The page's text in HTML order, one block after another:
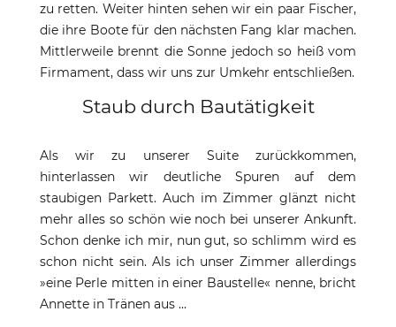
zu retten. Weiter hinten sehen wir ein paar Fischer,
die ihre Boote für den nächsten Fang klar machen.
Mittlerweile brennt die Sonne jedoch so heiß vom
Firmament, dass wir uns zur Umkehr entschließen.
Staub durch Bautätigkeit
Als wir zu unserer Suite zurückkommen,
hinterlassen wir deutliche Spuren auf dem
staubigen Parkett. Auch im Zimmer glänzt nicht
mehr alles so schön wie noch bei unserer Ankunft.
Schon denke ich mir, nun gut, so schlimm wird es
schon nicht sein. Als ich unser Zimmer allerdings
»eine Perle mitten in einer Baustelle« nenne, bricht
Annette in Tränen aus ...